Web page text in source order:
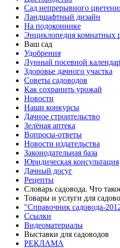
Сад непрерывного
Ландшафтный дизайн
На подоконнике
Энциклопедия комнатных
Ваш сад
Удобрения
Лунный посевной
Здоровье дачного участка
Советы садоводов
Как сохранить урожай
Новости
Наши конкурсы
Дачное строительство
Зелёная аптека
Вопросы-ответы
Новости издательства
Законодательная база
Юридическая консультация
Дачный досуг
Рецепты
Словарь садовода. Что
Товары и услуги для
"Справочник садовода-
Ссылки
Видеоматериалы
Выставки для садоводов
РЕКЛАМА